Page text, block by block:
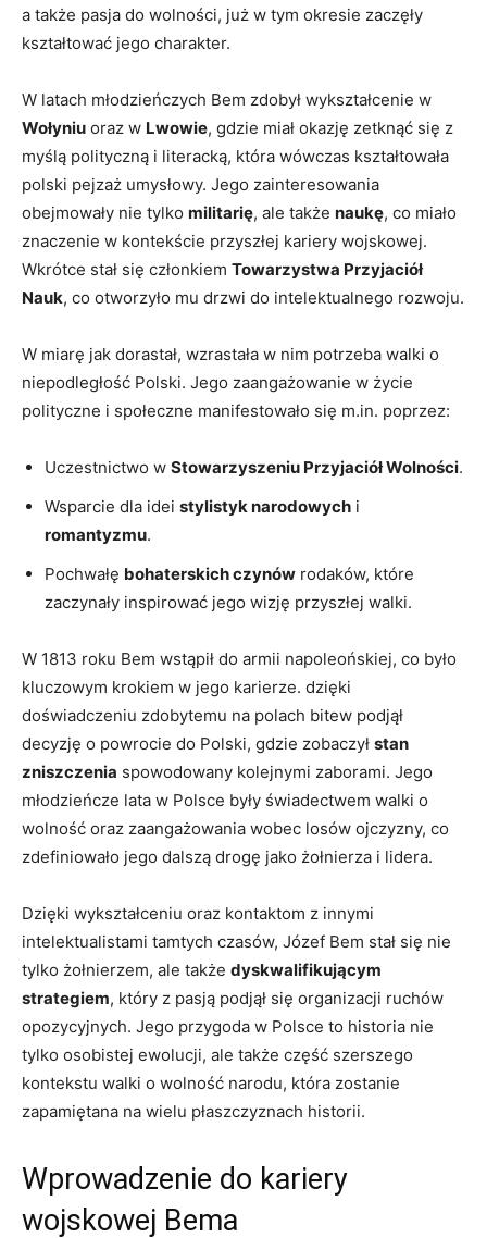
a także pasja do wolności, już w tym‌ okresie⁢ zaczęły
kształtować jego charakter.
W latach młodzieńczych Bem zdobył wykształcenie w⁣
Wołyniu oraz w Lwowie, gdzie ⁢miał okazję zetknąć się z
myślą‌ polityczną i literacką, która ​wówczas ⁣kształtowała
polski pejzaż umysłowy. Jego zainteresowania
obejmowały nie tylko militarię, ale także naukę, co miało
znaczenie w kontekście przyszłej kariery wojskowej.
Wkrótce stał się członkiem Towarzystwa Przyjaciół
Nauk, co otworzyło mu‍ drzwi⁢ do intelektualnego rozwoju.
W miarę jak dorastał, wzrastała w nim potrzeba walki⁢ o
niepodległość Polski. Jego zaangażowanie w życie
polityczne i społeczne manifestowało się m.in. poprzez:
Uczestnictwo w Stowarzyszeniu ​Przyjaciół Wolności.
Wsparcie dla idei stylistyk narodowych i ⁤
romantyzmu.
Pochwałę bohaterskich czynów rodaków, które
zaczynały inspirować jego wizję przyszłej walki.
W 1813 ⁣roku ‍Bem wstąpił do armii napoleońskiej, co było
kluczowym krokiem w ⁤jego karierze. dzięki
doświadczeniu ‌zdobytemu na polach bitew podjął
decyzję o powrocie do Polski, gdzie zobaczył stan
zniszczenia spowodowany kolejnymi zaborami.‍ Jego
młodzieńcze lata⁢ w Polsce były świadectwem walki⁤ o
wolność oraz zaangażowania wobec losów ojczyzny, co‍
zdefiniowało jego ‍dalszą drogę jako żołnierza i lidera.
Dzięki wykształceniu oraz​ kontaktom z⁣ innymi
intelektualistami⁣ tamtych ⁤czasów, Józef Bem stał się nie
tylko żołnierzem, ale także dyskwalifikującym⁣
strategiem, ‍który z pasją podjął się organizacji ruchów
opozycyjnych. Jego przygoda w Polsce⁢ to historia nie
tylko osobistej ewolucji, ‍ale ⁢także część szerszego
kontekstu walki ⁤o wolność narodu, która‍ zostanie
zapamiętana na⁣ wielu płaszczyznach historii.
Wprowadzenie do kariery⁢
wojskowej Bema